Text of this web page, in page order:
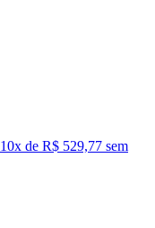
10x de R$ 529,77 sem